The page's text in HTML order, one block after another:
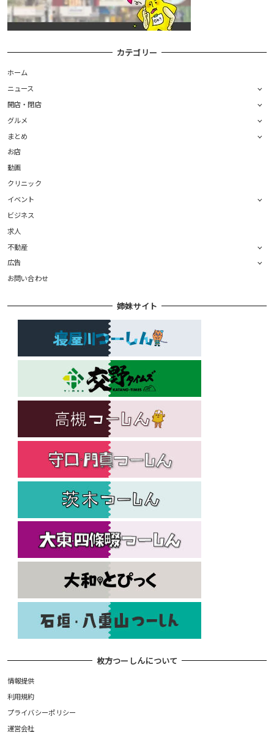
カテゴリー
ホーム
ニュース
開店・閉店
グルメ
まとめ
お店
動画
クリニック
イベント
ビジネス
求人
不動産
広告
お問い合わせ
姉妹サイト
枚方つーしんについて
情報提供
利用規約
プライバシーポリシー
運営会社